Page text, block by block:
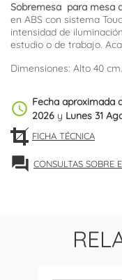
Sobremesa para mesa
en ABS con sistema
intensidad de
estudio o de trabajo.
Dimensiones: Alto 40
schedule Fecha aproximada
2026 y Lunes 31
FICHA TÉCNICA
forum CONSULTAS SOBRE